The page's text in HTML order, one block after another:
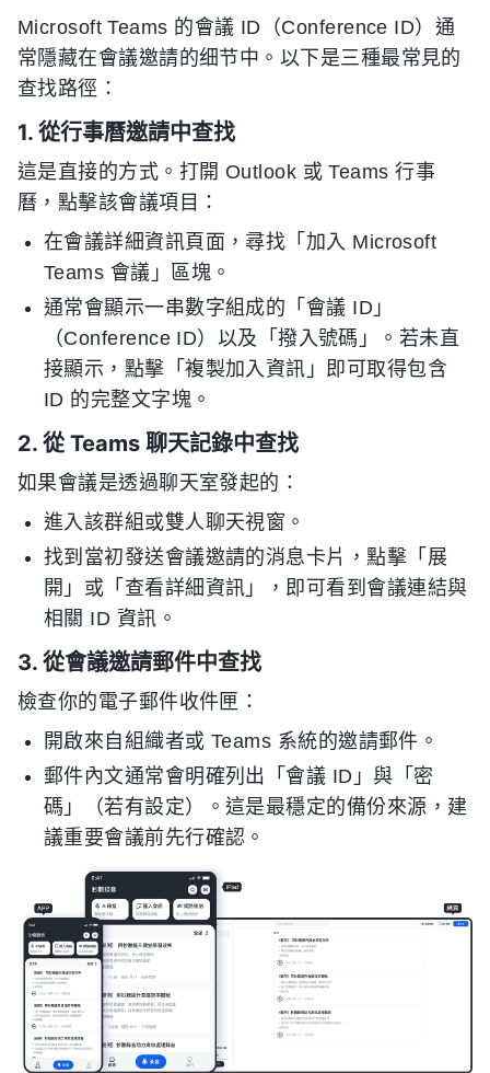
Microsoft Teams 的會議 ID（Conference ID）通
常隱藏在會議邀請的细节中。以下是三種最常見的
查找路徑：
1. 從行事曆邀請中查找
這是直接的方式。打開 Outlook 或 Teams 行事
曆，點擊該會議項目：
在會議詳細資訊頁面，尋找「加入 Microsoft
Teams 會議」區塊。
通常會顯示一串數字組成的「會議 ID」
（Conference ID）以及「撥入號碼」。若未直
接顯示，點擊「複製加入資訊」即可取得包含
ID 的完整文字塊。
2. 從 Teams 聊天記錄中查找
如果會議是透過聊天室發起的：
進入該群組或雙人聊天視窗。
找到當初發送會議邀請的消息卡片，點擊「展
開」或「查看詳細資訊」，即可看到會議連結與
相關 ID 資訊。
3. 從會議邀請郵件中查找
檢查你的電子郵件收件匣：
開啟來自組織者或 Teams 系統的邀請郵件。
郵件內文通常會明確列出「會議 ID」與「密
碼」（若有設定）。這是最穩定的備份來源，建
議重要會議前先行確認。